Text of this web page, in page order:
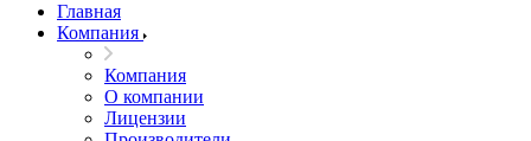
Главная
Компания
Компания
О компании
Лицензии